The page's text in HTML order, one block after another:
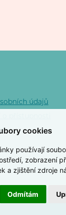
cookies
používají
zobrazení
a zjištění zdroje
Odmítám
údajů